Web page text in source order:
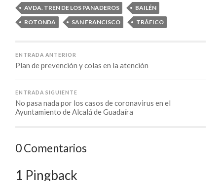
AVDA. TREN DE LOS PANADEROS
BAILÉN
ROTONDA
SAN FRANCISCO TRÁFICO
ENTRADA ANTERIOR
Plan de prevención y colas en la atención
ENTRADA SIGUIENTE
No pasa nada por los casos de coronavirus en el
Ayuntamiento de Alcalá de Guadaíra
0 Comentarios
1 Pingback